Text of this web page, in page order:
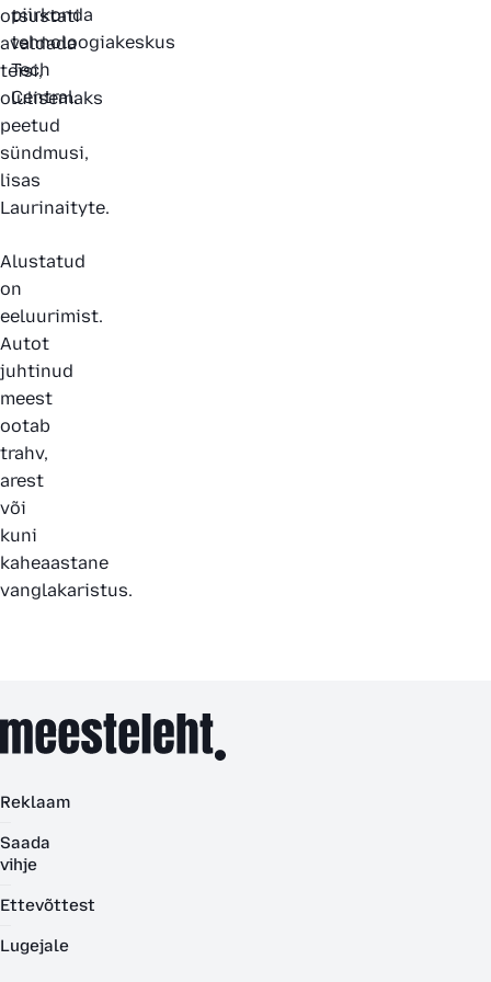
otsustati
avaldada
teisi,
olulisemaks
peetud
sündmusi,
lisas
Laurinaityte.
Alustatud
on
eeluurimist.
Autot
juhtinud
meest
ootab
trahv,
arest
või
kuni
kaheaastane
vanglakaristus.
piirkonda
tehnoloogiakeskus
Tech
Central.
Reklaam
Saada
vihje
Ettevõttest
Lugejale